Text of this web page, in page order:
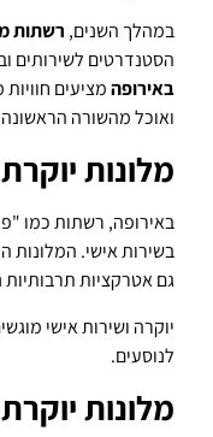
במהלך השנים, רשתות
הסטנדרטים לשירותים
באירופהמציעים
ואוכל מהשורה
מלונות
באירופה, רשתות כמו
בשירות אישי. המלונות
גם אטרקציות
יוקרה ושירות אישי
לנוסעים.
מלונות